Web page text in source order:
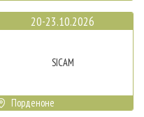
20-23.10.2026
SICAM
Порденоне